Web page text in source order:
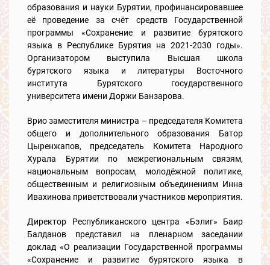
образования и науки Бурятии, профинансировавшее
её проведение за счёт средств Государственной
программы «Сохранение и развитие бурятского
языка в Республике Бурятия на 2021-2030 годы».
Организатором выступила Высшая школа
бурятского языка и литературы Восточного
института Бурятского государственного
университета имени Доржи Банзарова.
Врио заместителя министра – председателя Комитета
общего и дополнительного образования Батор
Цыренжапов, председатель Комитета Народного
Хурала Бурятии по межрегиональным связям,
национальным вопросам, молодёжной политике,
общественным и религиозным объединениям Инна
Ивахинова приветствовали участников мероприятия.
Директор Республиканского центра «Бэлиг» Баир
Балданов представил на пленарном заседании
доклад «О реализации Государственной программы
«Сохранение и развитие бурятского языка в